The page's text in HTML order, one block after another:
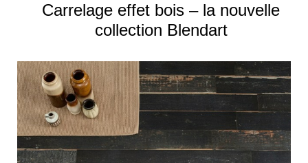
Carrelage effet bois – la nouvelle
collection Blendart